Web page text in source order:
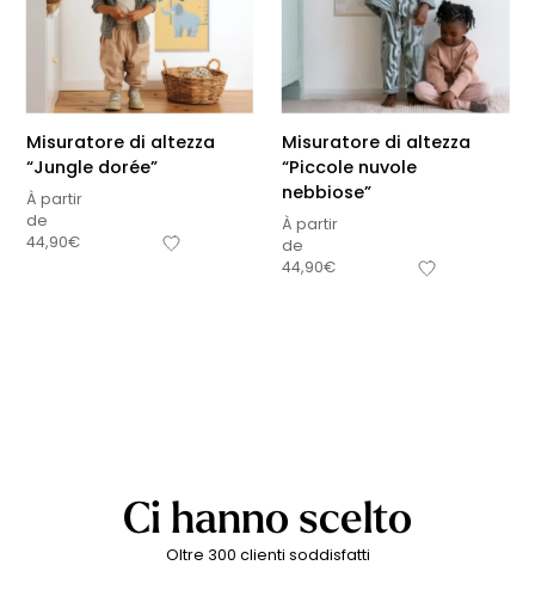
Misuratore di altezza
“Jungle dorée”
À partir
de
44,90€
Misuratore di altezza
“Piccole nuvole
nebbiose”
À partir
de
44,90€
Ci hanno scelto
Oltre 300 clienti soddisfatti